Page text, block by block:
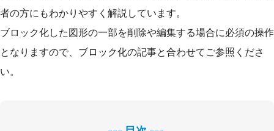
者の方にもわかりやすく解説しています。
ブロック化した図形の一部を削除や編集する場合に必須の操作
となりますので、ブロック化の記事と合わせてご参照くださ
い。